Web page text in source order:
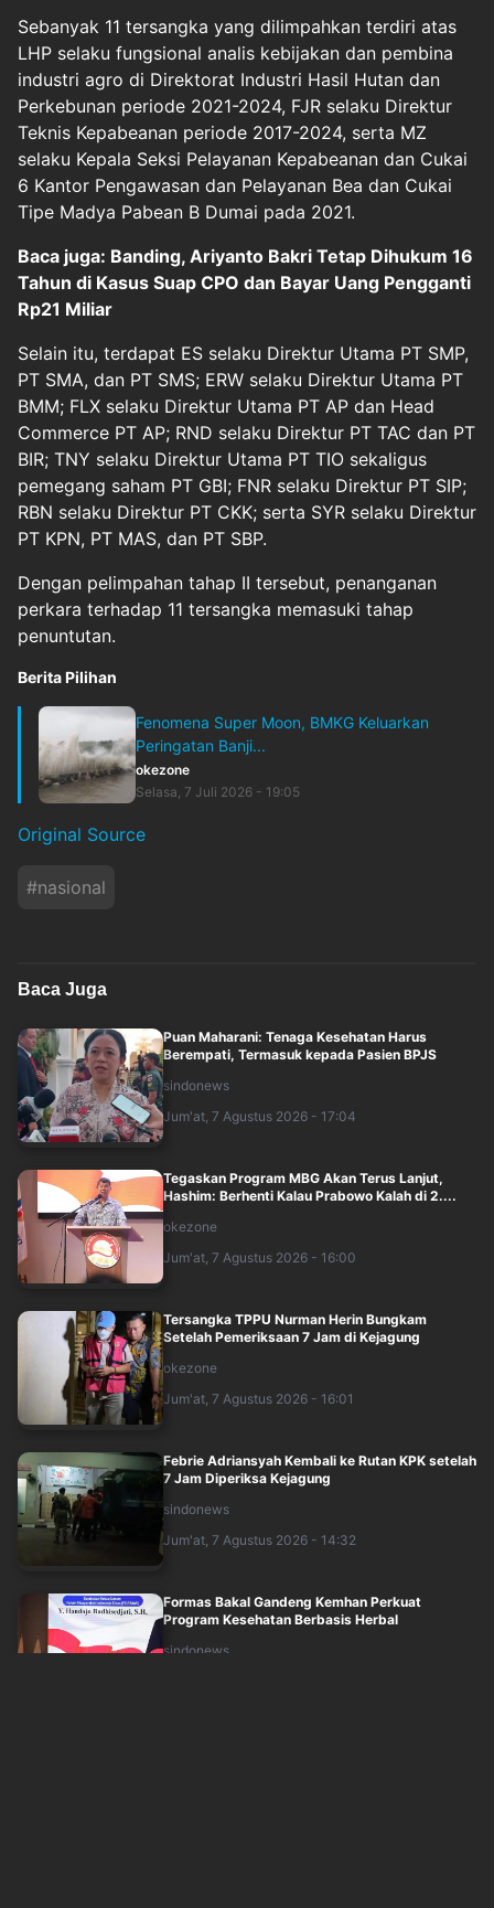
Sebanyak 11 tersangka yang dilimpahkan terdiri atas
LHP selaku fungsional analis kebijakan dan pembina
industri agro di Direktorat Industri Hasil Hutan dan
Perkebunan periode 2021-2024, FJR selaku Direktur
Teknis Kepabeanan periode 2017-2024, serta MZ
selaku Kepala Seksi Pelayanan Kepabeanan dan Cukai
6 Kantor Pengawasan dan Pelayanan Bea dan Cukai
Tipe Madya Pabean B Dumai pada 2021.
Baca juga: Banding, Ariyanto Bakri Tetap Dihukum 16
Tahun di Kasus Suap CPO dan Bayar Uang Pengganti
Rp21 Miliar
Selain itu, terdapat ES selaku Direktur Utama PT SMP,
PT SMA, dan PT SMS; ERW selaku Direktur Utama PT
BMM; FLX selaku Direktur Utama PT AP dan Head
Commerce PT AP; RND selaku Direktur PT TAC dan PT
BIR; TNY selaku Direktur Utama PT TIO sekaligus
pemegang saham PT GBI; FNR selaku Direktur PT SIP;
RBN selaku Direktur PT CKK; serta SYR selaku Direktur
PT KPN, PT MAS, dan PT SBP.
Dengan pelimpahan tahap II tersebut, penanganan
perkara terhadap 11 tersangka memasuki tahap
penuntutan.
Berita Pilihan
Fenomena Super Moon, BMKG Keluarkan
Peringatan Banji...
okezone
Selasa, 7 Juli 2026 - 19:05
Original Source
#nasional
Baca Juga
Puan Maharani: Tenaga Kesehatan Harus
Berempati, Termasuk kepada Pasien BPJS
sindonews
Jum'at, 7 Agustus 2026 - 17:04
Tegaskan Program MBG Akan Terus Lanjut,
Hashim: Berhenti Kalau Prabowo Kalah di 2....
okezone
Jum'at, 7 Agustus 2026 - 16:00
Tersangka TPPU Nurman Herin Bungkam
Setelah Pemeriksaan 7 Jam di Kejagung
okezone
Jum'at, 7 Agustus 2026 - 16:01
Febrie Adriansyah Kembali ke Rutan KPK setelah
7 Jam Diperiksa Kejagung
sindonews
Jum'at, 7 Agustus 2026 - 14:32
Formas Bakal Gandeng Kemhan Perkuat
Program Kesehatan Berbasis Herbal
sindonews